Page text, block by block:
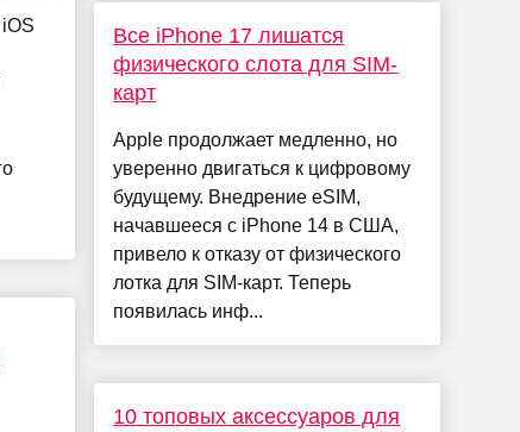
Все iPhone 17 лишатся
физического слота для SIM-
карт
Apple продолжает медленно, но
уверенно двигаться к цифровому
будущему. Внедрение eSIM,
начавшееся с iPhone 14 в США,
привело к отказу от физического
лотка для SIM-карт. Теперь
появилась инф...
10 топовых аксессуаров для